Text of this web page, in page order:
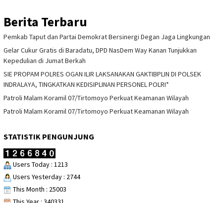
Berita Terbaru
Pemkab Taput dan Partai Demokrat Bersinergi Degan Jaga Lingkungan
Gelar Cukur Gratis di Baradatu, DPD NasDem Way Kanan Tunjukkan
Kepedulian di Jumat Berkah
SIE PROPAM POLRES OGAN ILIR LAKSANAKAN GAKTIBPLIN DI POLSEK
INDRALAYA, TINGKATKAN KEDISIPLINAN PERSONEL POLRI*
Patroli Malam Koramil 07/Tirtomoyo Perkuat Keamanan Wilayah
Patroli Malam Koramil 07/Tirtomoyo Perkuat Keamanan Wilayah
STATISTIK PENGUNJUNG
Users Today : 1213
Users Yesterday : 2744
This Month : 25003